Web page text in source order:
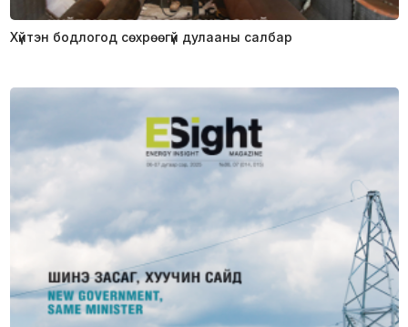
Хүйтэн бодлогод сөхрөөгүй дулааны салбар